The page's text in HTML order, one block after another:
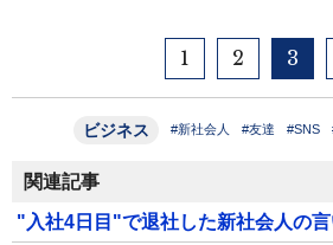
1 2 3
ビジネス #新社会人 #友達 #SNS
関連記事
"入社4日目"で退社した新社会人の